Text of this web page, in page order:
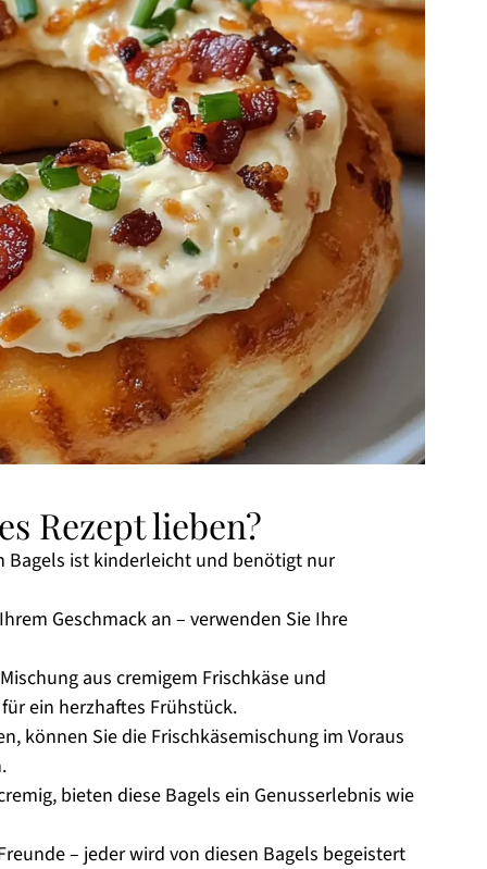
Rezept lieben?
Bagels ist kinderleicht und benötigt nur
Geschmack an – verwenden Sie Ihre
aus cremigem Frischkäse und
ein herzhaftes Frühstück.
können Sie die Frischkäsemischung im Voraus
bieten diese Bagels ein Genusserlebnis wie
– jeder wird von diesen Bagels begeistert